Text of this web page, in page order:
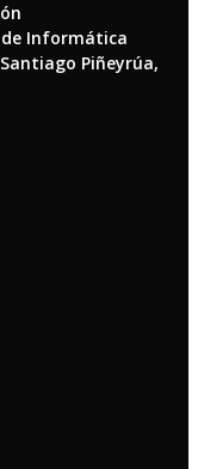
Informática
Piñeyrúa,